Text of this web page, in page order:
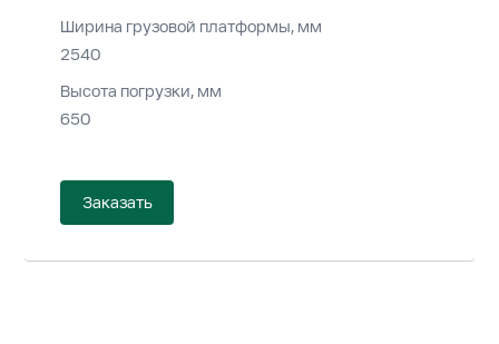
Ширина грузовой платформы, мм
2540
Высота погрузки, мм
650
Заказать